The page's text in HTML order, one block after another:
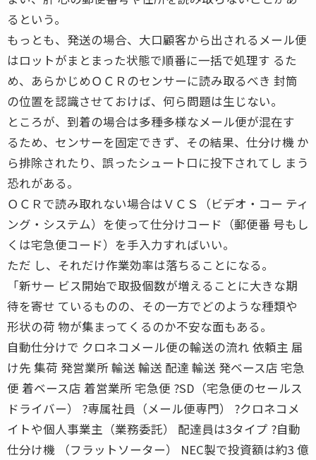
るという。
もっとも、発送の場合、大口顧客から出されるメール便
はロットがまとまった状態で順番に一括で処理す るた
め、あらかじめＯＣＲのセンサーに読み取るべき 封筒
の位置を認識させておけば、何ら問題は生じない。
ところが、到着の場合は多種多様なメール便が混在す
るため、センサーを固定できず、その結果、仕分け機 か
ら排除されたり、誤ったシュート口に投下されてし まう
恐れがある。
ＯＣＲで読み取れない場合はＶＣＳ（ビデオ・コー ティ
ング・システム）を使って仕分けコード（郵便番 号もし
くは宅急便コード）を手入力すればいい。
ただ し、それだけ作業効率は落ちることになる。
「新サー ビス開始で取扱個数が増えることに大きな期
待を寄せ ているものの、その一方でどのような種類や
形状の荷 物が集まってくるのか不安な面もある。
自動仕分けで クロネコメール便の輸送の流れ 依頼主 届
け先 集荷 発営業所 輸送 輸送 配達 輸送 発ベース店 宅急
便 着ベース店 着営業所 宅急便 ?SD（宅急便のセールス
ドライバー） ?専属社員（メール便専門） ?クロネコメ
イトや個人事業主（業務委託） 配達員は3タイプ ?自動
仕分け機 （フラットソーター） NEC製で投資額は約3 億